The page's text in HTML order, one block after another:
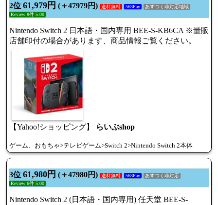
2位 61,979円 (＋47979円) 送料無料 563Pay
あすつく非対応地域
Review 8件 5.00
Nintendo Switch 2 日本語・国内専用 BEE-S-KB6CA ※量販
店舗印付の場合があります、商品情報ご覧ください。
【Yahoo!ショッピング】 らいぶshop
ゲーム、おもちゃ>テレビゲーム>Switch 2>Nintendo Switch 2本体
3位 61,980円 (＋47980円) 送料無料 563Pay
あすつく非対応
Review 6件 5.00
Nintendo Switch 2 (日本語・国内専用) 任天堂 BEE-S-